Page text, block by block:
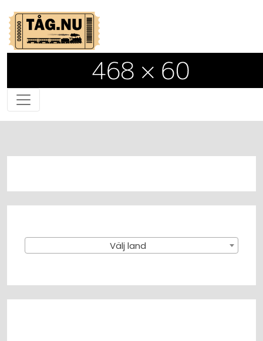
Välj land